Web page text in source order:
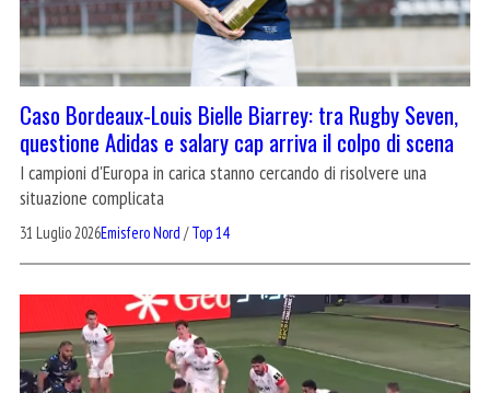
Caso Bordeaux-Louis Bielle Biarrey: tra Rugby Seven,
questione Adidas e salary cap arriva il colpo di scena
I campioni d'Europa in carica stanno cercando di risolvere una
situazione complicata
31 Luglio 2026Emisfero Nord /Top 14